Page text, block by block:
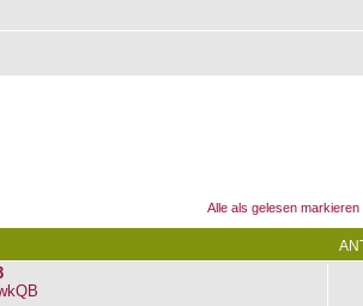
Alle als gelesen markieren